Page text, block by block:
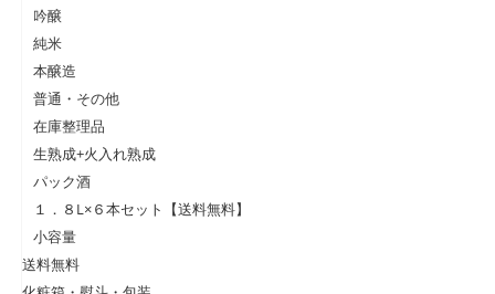
吟醸
純米
本醸造
普通・その他
在庫整理品
生熟成+火入れ熟成
パック酒
１．８L×６本セット【送料無料】
小容量
送料無料